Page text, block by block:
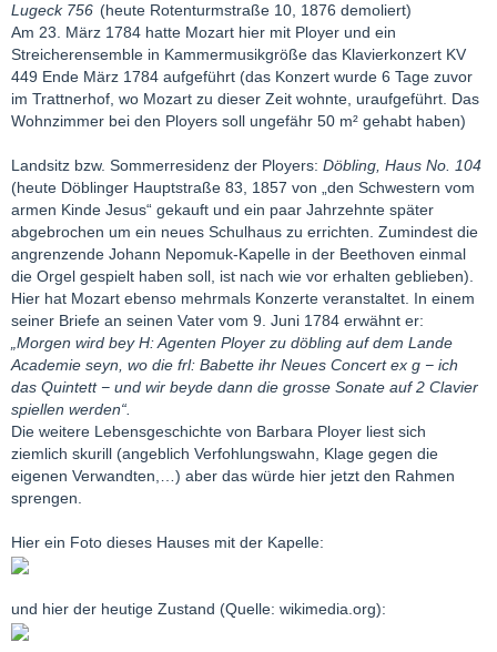
Lugeck 756 (heute Rotenturmstraße 10, 1876 demoliert)
Am 23. März 1784 hatte Mozart hier mit Ployer und ein
Streicherensemble in Kammermusikgröße das Klavierkonzert KV
449 Ende März 1784 aufgeführt (das Konzert wurde 6 Tage zuvor
im Trattnerhof, wo Mozart zu dieser Zeit wohnte, uraufgeführt. Das
Wohnzimmer bei den Ployers soll ungefähr 50 m² gehabt haben)
Landsitz bzw. Sommerresidenz der Ployers: Döbling, Haus No. 104
(heute Döblinger Hauptstraße 83, 1857 von „den Schwestern vom
armen Kinde Jesus“ gekauft und ein paar Jahrzehnte später
abgebrochen um ein neues Schulhaus zu errichten. Zumindest die
angrenzende Johann Nepomuk-Kapelle in der Beethoven einmal
die Orgel gespielt haben soll, ist nach wie vor erhalten geblieben).
Hier hat Mozart ebenso mehrmals Konzerte veranstaltet. In einem
seiner Briefe an seinen Vater vom 9. Juni 1784 erwähnt er:
„Morgen wird bey H: Agenten Ployer zu döbling auf dem Lande
Academie seyn, wo die frl: Babette ihr Neues Concert ex g − ich
das Quintett − und wir beyde dann die grosse Sonate auf 2 Clavier
spiellen werden“.
Die weitere Lebensgeschichte von Barbara Ployer liest sich
ziemlich skurill (angeblich Verfohlungswahn, Klage gegen die
eigenen Verwandten,…) aber das würde hier jetzt den Rahmen
sprengen.
Hier ein Foto dieses Hauses mit der Kapelle:
und hier der heutige Zustand (Quelle: wikimedia.org):